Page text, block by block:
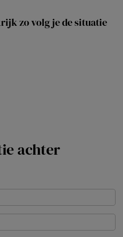
zo volg je de situatie
achter